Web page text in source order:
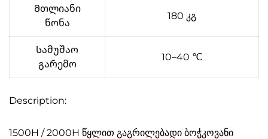
Მთლიანი
წონა
180 კგ
Სამუშაო
გარემო
10–40 ℃
Description:
1500H / 2000H წყლით გაგრილებადი ბოჭკოვანი